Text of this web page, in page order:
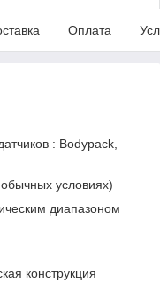
Оплата
: Bodypack,
условиях)
диапазоном
конструкция